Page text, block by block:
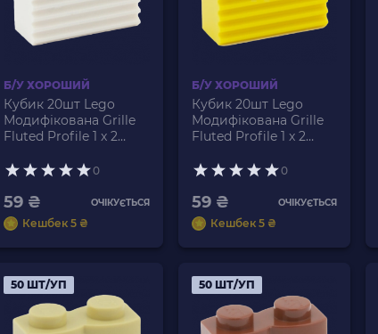
Б/У ХОРОШИЙ
Кубик 20шт Lego
Модифікована Grille
Fluted Profile 1 x 2
0
59 ₴ ОЧІКУЄТЬСЯ
Кешбек 5 ₴
Б/У ХОРОШИЙ
Кубик 20шт Lego
Модифікована Grille
Fluted Profile 1 x 2
У
0
59 ₴ ОЧІКУЄТЬСЯ
Кешбек 5 ₴
50 ШТ/УП 50 ШТ/УП